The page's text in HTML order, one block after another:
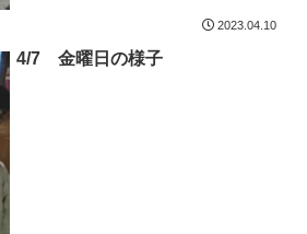
2023.04.10
4/7 金曜日の様子